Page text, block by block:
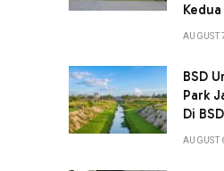
AUGUST
BSD
Park
Di
AUGUST